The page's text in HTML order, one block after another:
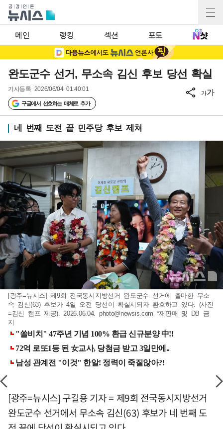
메인 랭킹 섹션 포토
완도군수 선거, 무소속 김신 후보 당선 확실
기사등록 2026/06/04 01:40:01
구글에서 선호하는 매체로 추가
가가
네 번째 도전 끝 민주당 후보 제쳐
[광주=뉴시스] 제9회 전국동시지방선거 완도군수 선거에 출마한 무소
속 김신(63) 후보가 4일 오전 당선이 확실시되자 환호하고 있다. (사진
=김신 캠프 제공). 2026.06.04. photo@newsis.com *재판매 및 DB 금
지
[광주=뉴시스] 구길용 기자 = 제9회 전국동시지방선거
완도군수 선거에서 무소속 김신(63) 후보가 네 번째 도